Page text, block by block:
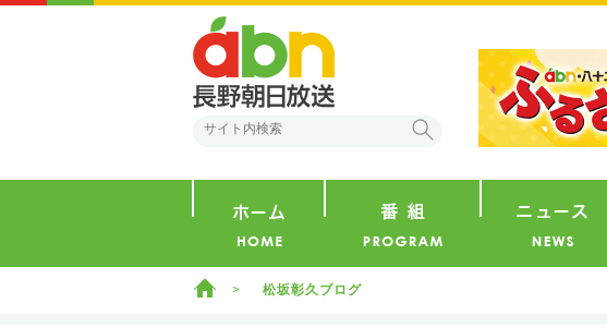
ホーム 松坂彰久ブログ